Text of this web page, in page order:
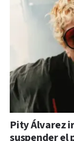
Pity Álvarez
suspender el